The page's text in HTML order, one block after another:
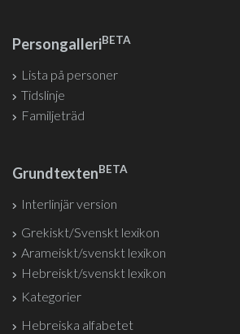
PersongalleriBETA
Lista på personer
Tidslinje
Familjeträd
GrundtextenBETA
Interlinjär version
Grekiskt/Svenskt lexikon
Arameiskt/svenskt lexikon
Hebreiskt/svenskt lexikon
Kategorier
Hebreiska alfabetet